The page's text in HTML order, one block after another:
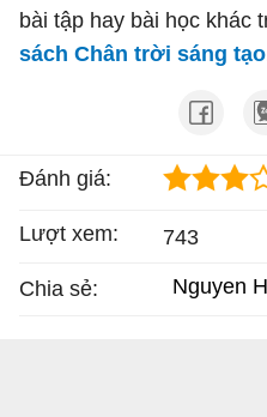
bài tập hay bài học khác
sách Chân trời sáng tạo
Đánh giá:
Lượt xem: 743
Chia sẻ: Nguyen